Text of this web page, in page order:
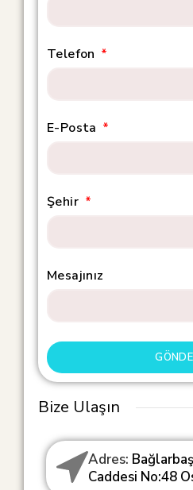
Telefon
E-Posta
Şehir
Mesajınız
Bize Ulaşın
Adres:
Caddesi No:48